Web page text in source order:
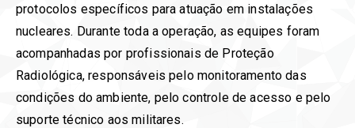
protocolos específicos para atuação em instalações
nucleares. Durante toda a operação, as equipes foram
acompanhadas por profissionais de Proteção
Radiológica, responsáveis pelo monitoramento das
condições do ambiente, pelo controle de acesso e pelo
suporte técnico aos militares.